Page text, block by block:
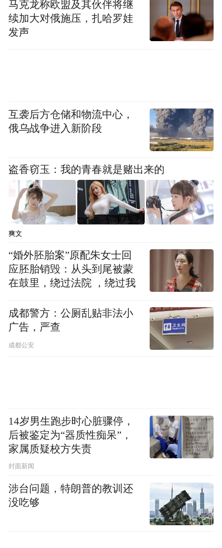
马克龙称欧盟及其伙伴将继
续加大对俄施压，扎哈罗娃
发声
互袭后方仓储和物流中心，
俄乌战争进入新阶段
盗香窃玉：我的青春就是赌出来的
爽文
“婚外胚胎案”原配朱女士回
应胚胎销毁：从头到尾被蒙
在鼓里，绕过法院 ，绕过我
成都警方：公厕乱贴非法小
广告，严查
成都公安
14岁男生跑步时心脏骤停，
后被鉴定为“器质性痴呆”，
家属质疑校方失责
封面新闻
涉台问题，特朗普的教训还
没吃够